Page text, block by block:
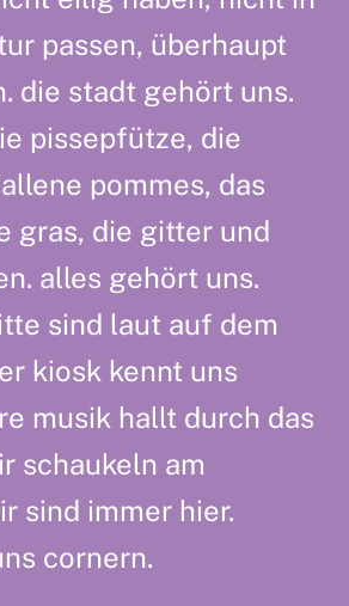
passen, überhaupt
die stadt gehört uns.
pissepfütze, die
pommes, das
gras, die gitter und
alles gehört uns.
sind laut auf dem
kiosk kennt uns
musik hallt durch das
schaukeln am
sind immer hier.
cornern.